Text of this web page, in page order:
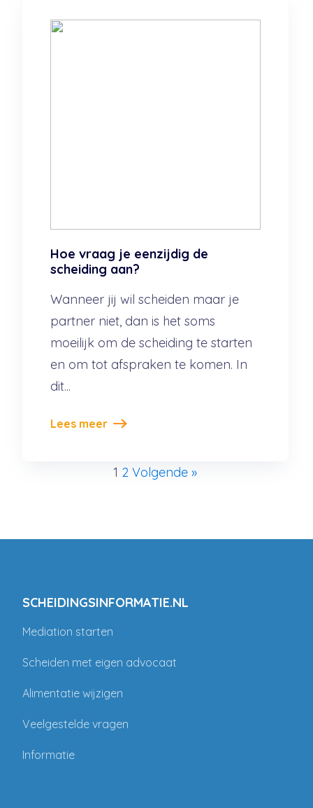
Hoe vraag je eenzijdig de
scheiding aan?
Wanneer jij wil scheiden maar je
partner niet, dan is het soms
moeilijk om de scheiding te starten
en om tot afspraken te komen. In
dit...
Lees meer
1 2 Volgende »
SCHEIDINGSINFORMATIE.NL
Mediation starten
Scheiden met eigen advocaat
Alimentatie wijzigen
Veelgestelde vragen
Informatie